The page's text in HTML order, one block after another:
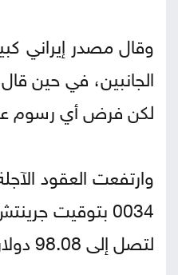
وقال مصدر إيراني
الجانبين، في حين
لكن ‌فرض أي رسوم
لتصل إلى 98.08 دولار.